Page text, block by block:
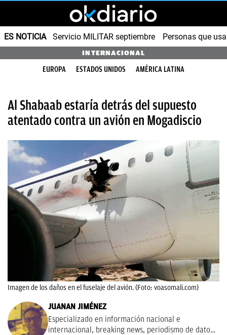
ES NOTICIA Servicio MILITAR septiembre Personas que
INTERNACIONAL
EUROPA ESTADOS UNIDOS AMÉRICA LATINA
Al Shabaab estaría detrás del supuesto
atentado contra un avión en Mogadiscio
Imagen de los daños en el fuselaje del avión. (Foto: voasomali.com)
JUANAN JIMÉNEZ
Especializado en información nacional e
internacional, breaking news, periodismo de datos